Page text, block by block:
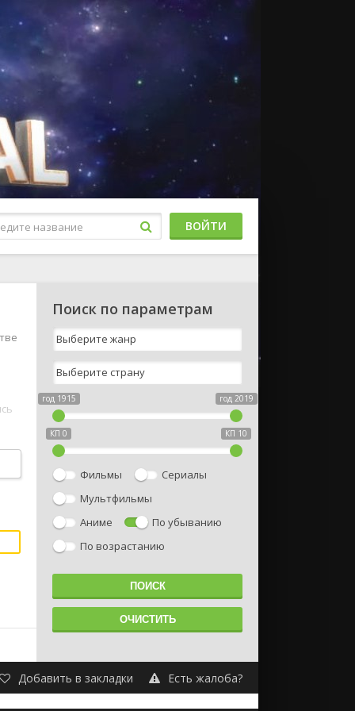
ВОЙТИ
Поиск по параметрам
год 1915 год 2019
КП 0 КП 10
Фильмы
Сериалы
Мультфильмы
Аниме
По убыванию
По возрастанию
Добавить в закладки Есть жалоба?